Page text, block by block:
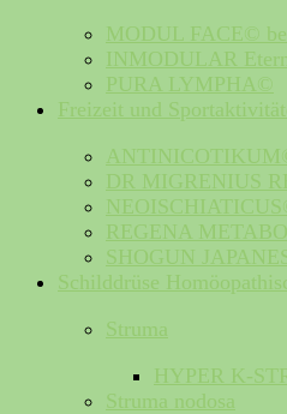
MODUL FACE©
INMODULAR
PURA LYMPHA©
Freizeit und
DR MIGRENIUS
REGENA
SHOGUN
Schilddrüse
Struma
HYPER K-
Struma nodosa